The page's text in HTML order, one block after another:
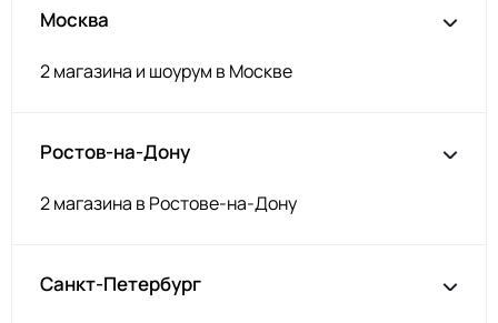
Москва
2 магазина и шоурум в Москве
Ростов-на-Дону
2 магазина в Ростове-на-Дону
Санкт-Петербург